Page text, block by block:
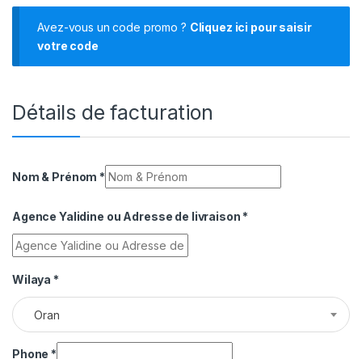
Avez-vous un code promo ? Cliquez ici pour saisir
votre code
Détails de facturation
Nom & Prénom *
Agence Yalidine ou Adresse de livraison *
Wilaya *
Oran
Phone *